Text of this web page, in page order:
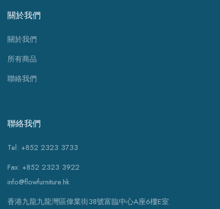
關於我們
關於我們
所有商品
聯絡我們
聯絡我們
Tel: +852 2323 3733
Fax: +852 2323 3922
info@flowfurniture.hk
香港九龍九龍灣區偉業街38號富臨中心A座6樓E室